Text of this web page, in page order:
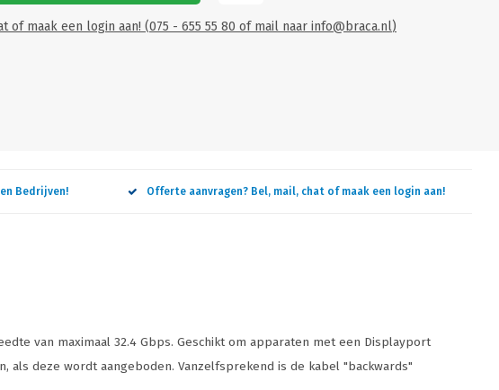
of maak een login aan! (075 - 655 55 80 of mail naar info@braca.nl)
Bedrijven! Offerte aanvragen? Bel, mail, chat of maak een login aan!
van maximaal 32.4 Gbps. Geschikt om apparaten met een Displayport
deze wordt aangeboden. Vanzelfsprekend is de kabel "backwards"